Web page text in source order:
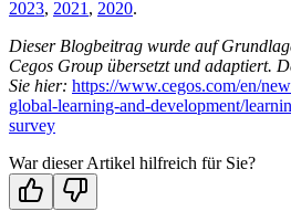
2023, 2021 , 2020.
Dieser Blogbeitrag wurde auf
Cegos Group übersetzt und adaptiert.
Sie hier: https://www.cegos.com/en/
global-learning-and-development/
survey
War dieser Artikel hilfreich für Sie?